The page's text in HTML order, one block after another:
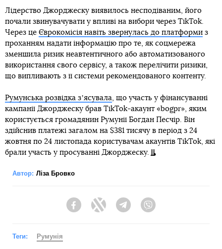
Лідерство Джорджеску виявилось несподіваним, його
почали звинувачувати у впливі на вибори через TikTok.
Через це Єврокомісія навіть звернулась до платформи з
проханням надати інформацію про те, як соцмережа
зменшила ризик неавтентичного або автоматизованого
використання свого сервісу, а також перелічити ризики,
що випливають з її системи рекомендованого контенту.
Румунська розвідка зʼясувала, що участь у фінансуванні
кампанії Джорджеску брав TikTok-акаунт «bogpr», яким
користується громадянин Румунії Богдан Песчір. Він
здійснив платежі загалом на $381 тисячу в період з 24
жовтня по 24 листопада користувачам акаунтів TikTok, які
брали участь у просуванні Джорджеску.
Автор: Ліза Бровко
FacebookTwitter Telegram
Теги: Румунія